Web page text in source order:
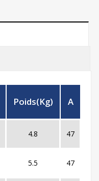
Poids(Kg) A
4.8 47
5.5 47